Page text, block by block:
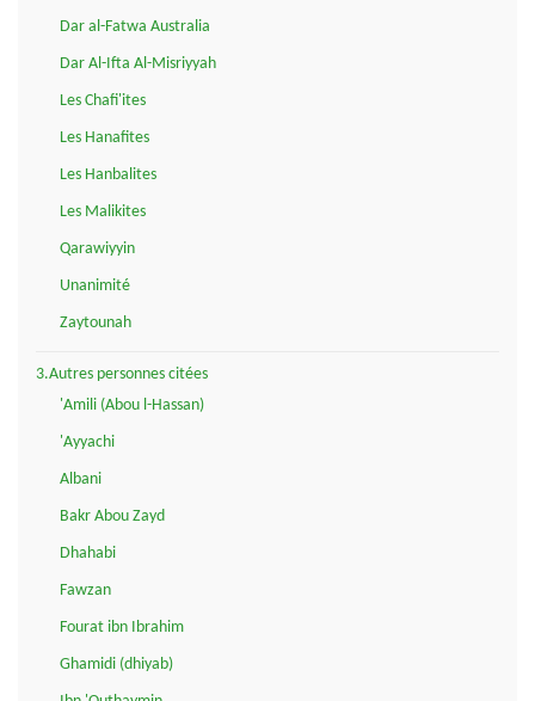
Dar al-Fatwa Australia
Dar Al-Ifta Al-Misriyyah
Les Chafi'ites
Les Hanafites
Les Hanbalites
Les Malikites
Qarawiyyin
Unanimité
Zaytounah
3.Autres personnes citées
'Amili (Abou l-Hassan)
'Ayyachi
Albani
Bakr Abou Zayd
Dhahabi
Fawzan
Fourat ibn Ibrahim
Ghamidi (dhiyab)